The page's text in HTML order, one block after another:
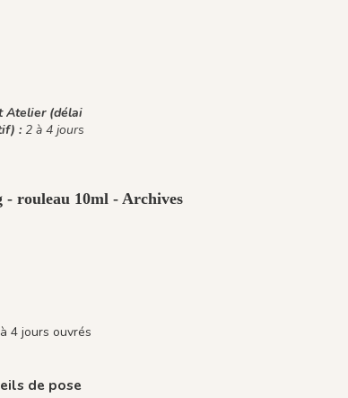
Atelier (délai
: 2 à 4 jours
rouleau 10ml - Archives
4 jours ouvrés
de pose